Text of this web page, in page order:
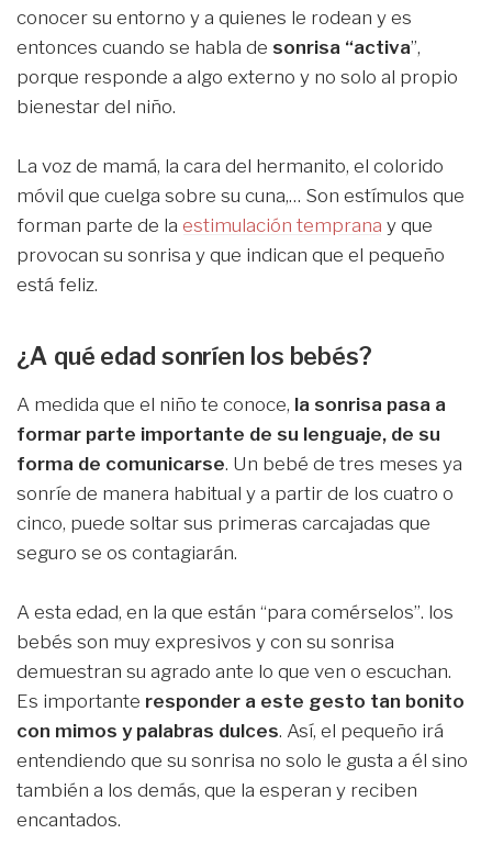
conocer su entorno y a quienes le rodean y es
entonces cuando se habla de sonrisa “activa”,
porque responde a algo externo y no solo al propio
bienestar del niño.
La voz de mamá, la cara del hermanito, el colorido
móvil que cuelga sobre su cuna,… Son estímulos que
forman parte de la estimulación temprana y que
provocan su sonrisa y que indican que el pequeño
está feliz.
¿A qué edad sonríen los bebés?
A medida que el niño te conoce, la sonrisa pasa a
formar parte importante de su lenguaje, de su
forma de comunicarse. Un bebé de tres meses ya
sonríe de manera habitual y a partir de los cuatro o
cinco, puede soltar sus primeras carcajadas que
seguro se os contagiarán.
A esta edad, en la que están “para comérselos”. los
bebés son muy expresivos y con su sonrisa
demuestran su agrado ante lo que ven o escuchan.
Es importante responder a este gesto tan bonito
con mimos y palabras dulces. Así, el pequeño irá
entendiendo que su sonrisa no solo le gusta a él sino
también a los demás, que la esperan y reciben
encantados.